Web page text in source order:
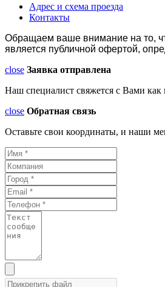
Адрес и схема проезда
Контакты
Обращаем ваше внимание на то,
является публичной офертой,
close Заявка отправлена
Наш специалист свяжется с Вами как
close Обратная связь
Оставьте свои координаты, и наши